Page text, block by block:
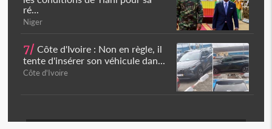
ré...
Niger
7/ Côte d'Ivoire : Non en règle, il
tente d'insérer son véhicule dan...
Côte d'Ivoire